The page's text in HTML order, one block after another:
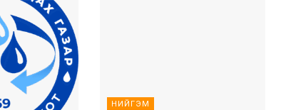
НИЙГЭМ